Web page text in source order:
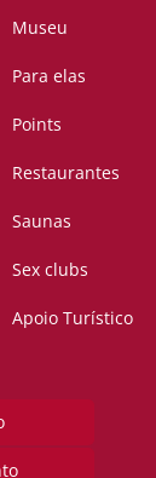
Museu
Para elas
Points
Restaurantes
Saunas
Sex clubs
Apoio Turístico